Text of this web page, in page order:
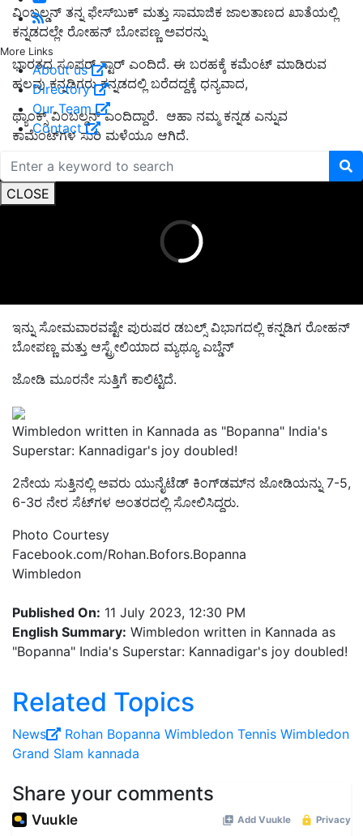
More Links
About us
Directory
Our Team
Contact
CLOSE
ವಿಂಬಲ್ಡನ್‌ ತನ್ನ ಫೇಸ್‌ಬುಕ್‌ ಮತ್ತು ಸಾಮಾಜಿಕ ಜಾಲತಾಣದ ಖಾತೆಯಲ್ಲಿ
ಕನ್ನಡದಲ್ಲೇ ರೋಹನ್ ಬೋಪಣ್ಣ ಅವರನ್ನು
ಭಾರತದ ಸೂಪರ್ ಸ್ಟಾರ್ ಎಂದಿದೆ. ಈ ಬರಹಕ್ಕೆ ಕಮೆಂಟ್‌ ಮಾಡಿರುವ
ಹಲವು ಕನ್ನಡಿಗರು ಕನ್ನಡದಲ್ಲಿ ಬರೆದದ್ದಕ್ಕೆ ಧನ್ಯವಾದ,
ಥ್ಯಾಂಕ್ಸ್‌ ವಿಂಬಲ್ಡನ್‌ ಎಂದಿದ್ದಾರೆ. ಆಹಾ ನಮ್ಮ ಕನ್ನಡ ಎನ್ನುವ
ಕಾಮೆಂಟ್‌ಗಳ ಸುರಿ ಮಳೆಯೂ ಆಗಿದೆ.
ADVERTISEMENT
ಇನ್ನು ಸೋಮವಾರವಷ್ಟೇ ಪುರುಷರ ಡಬಲ್ಸ್‌ ವಿಭಾಗದಲ್ಲಿ ಕನ್ನಡಿಗ ರೋಹನ್‌
ಬೋಪಣ್ಣ ಮತ್ತು ಆಸ್ಟ್ರೇಲಿಯಾದ ಮ್ಯಥ್ಯೂ ಎಬ್ಡೆನ್‌
ಜೋಡಿ ಮೂರನೇ ಸುತ್ತಿಗೆ ಕಾಲಿಟ್ಟಿದೆ.
Wimbledon written in Kannada as "Bopanna" India's
Superstar: Kannadigar's joy doubled!
2ನೇಯ ಸುತ್ತಿನಲ್ಲಿ ಅವರು ಯುನೈಟೆಡ್‌ ಕಿಂಗ್‌ಡಮ್‌ನ ಜೋಡಿಯನ್ನು 7-5,
6-3ರ ನೇರ ಸೆಟ್‌ಗಳ ಅಂತರದಲ್ಲಿ ಸೋಲಿಸಿದ್ದರು.
Photo Courtesy
Facebook.com/Rohan.Bofors.Bopanna
Wimbledon
Published On: 11 July 2023, 12:30 PM
English Summary: Wimbledon written in Kannada as
"Bopanna" India's Superstar: Kannadigar's joy doubled!
Related Topics
News Rohan Bopanna Wimbledon Tennis Wimbledon
Grand Slam kannada
Share your comments